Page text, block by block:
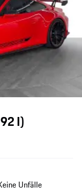
I)
Unfälle